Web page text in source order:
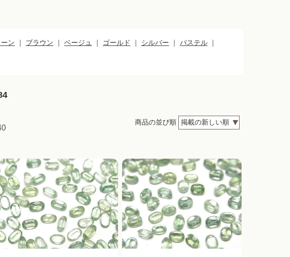
ン ｜ ブラウン ｜ ベージュ ｜ ゴールド ｜ シルバー ｜ パステル ｜
商品の並び順